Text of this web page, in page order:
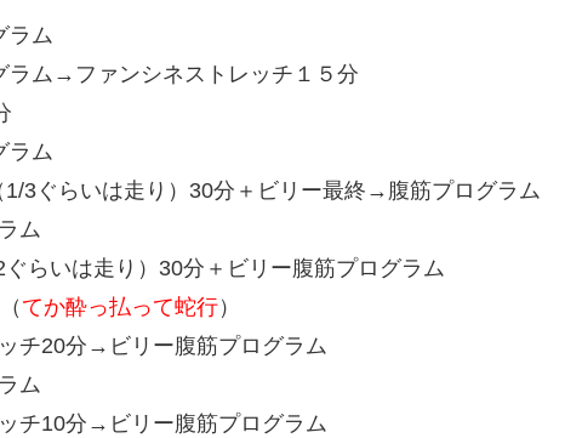
ラム
ラム→ファンシネストレッチ１５分
ラム
3ぐらいは走り）30分＋ビリー最終→腹筋プログラム
ム
らいは走り）30分＋ビリー腹筋プログラム
てか酔っ払って蛇行）
チ20分→ビリー腹筋プログラム
ム
チ10分→ビリー腹筋プログラム